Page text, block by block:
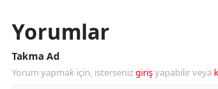
Yorumlar
Takma Ad
Yorum yapmak için, istersenizgirişyapabilir veya